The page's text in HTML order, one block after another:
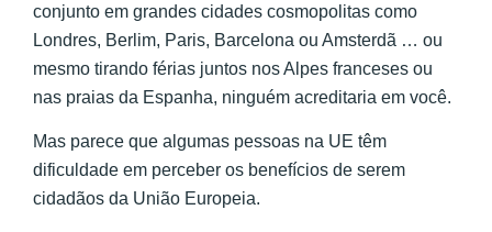
conjunto em grandes cidades cosmopolitas como
Londres, Berlim, Paris, Barcelona ou Amsterdã … ou
mesmo tirando férias juntos nos Alpes franceses ou
nas praias da Espanha, ninguém acreditaria em você.
Mas parece que algumas pessoas na UE têm
dificuldade em perceber os benefícios de serem
cidadãos da União Europeia.